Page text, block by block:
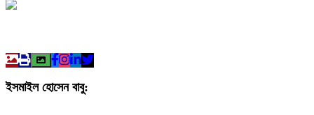
ইসমাইল হোসেন বাবু: